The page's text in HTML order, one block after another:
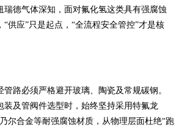
瑞德气体深知，面对氟化氢这类具有强腐蚀
供应”只是起点，“全流程安全管控”才是核
路必须严格避开玻璃、陶瓷及常规碳钢。
装及管阀件选型时，始终坚持采用特氟龙
尔合金等耐强腐蚀材质，从物理层面杜绝“跑